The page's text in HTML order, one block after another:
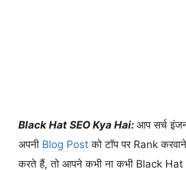
Black Hat SEO Kya Hai: आप सर्च
अपनी Blog Postको टॉप पर Rank
करते हैं, तो आपने कभी ना कभी Black Hat